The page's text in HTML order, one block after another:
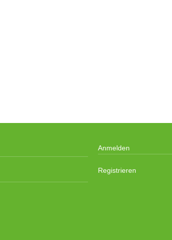
Anmelden
Registrieren